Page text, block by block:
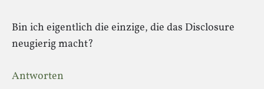
Bin ich eigentlich die einzige, die das Disclosure
neugierig macht?
Antworten